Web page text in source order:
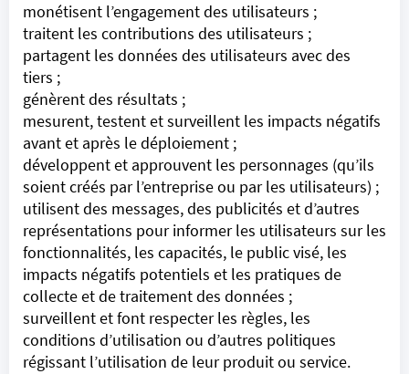
monétisent l’engagement des utilisateurs ;
traitent les contributions des utilisateurs ;
partagent les données des utilisateurs avec des
tiers ;
génèrent des résultats ;
mesurent, testent et surveillent les impacts négatifs
avant et après le déploiement ;
développent et approuvent les personnages (qu’ils
soient créés par l’entreprise ou par les utilisateurs) ;
utilisent des messages, des publicités et d’autres
représentations pour informer les utilisateurs sur les
fonctionnalités, les capacités, le public visé, les
impacts négatifs potentiels et les pratiques de
collecte et de traitement des données ;
surveillent et font respecter les règles, les
conditions d’utilisation ou d’autres politiques
régissant l’utilisation de leur produit ou service.